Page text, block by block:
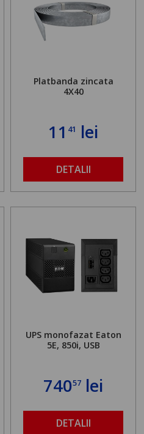
Platbanda zincata
4X40
11 41 lei
DETALII
UPS monofazat Eaton
5E, 850i, USB
74057 lei
DETALII